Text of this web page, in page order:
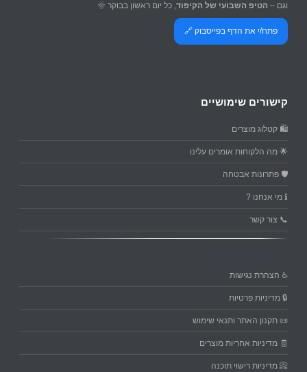
וגם – הטיפ השבועי של הקיפוד, כל יום ראשון בבוקר 🌞
פתח/י את הדף בפייסבוק 🔗
קישורים שימושיים
🛍️ קטלוג מוצרים
🌟 מה הלקוחות אומרים עלינו
🛡️ פתרונות אבטחה
ℹ️ מי אנחנו ?
📞 צור קשר
♿ הצהרת נגישות
🔒 מדיניות פרטיות
📜 תקנון האתר ותנאי שימוש
🧾 מדיניות אחריות מוצרים
📀 מדיניות רישוי תוכנה